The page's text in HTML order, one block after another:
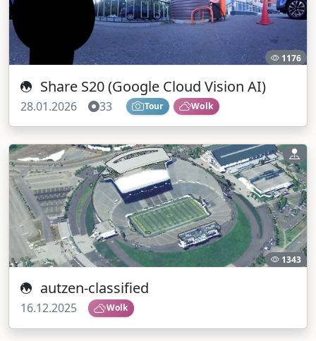
1176
Share S20 (Google Cloud Vision AI)
28.01.2026 33 Tour Wolk
1343
autzen-classified
16.12.2025 Wolk